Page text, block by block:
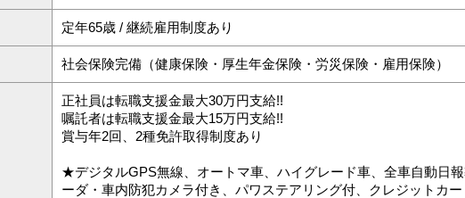
定年65歳 / 継続雇用制度あり
社会保険完備（健康保険・厚生年金保険・労災保険・雇用保険）
正社員は転職支援金最大30万円支給!!
嘱託者は転職支援金最大15万円支給!!
賞与年2回、2種免許取得制度あり
★デジタルGPS無線、オートマ車、ハイグレード車、全車自動日
ーダ・車内防犯カメラ付き、パワステアリング付、クレジットカ